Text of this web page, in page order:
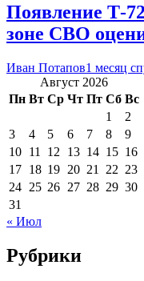
Появление Т-
зоне СВО
Иван Потапов1 месяц
Август 2026
Пн Вт Ср Чт Пт Сб Вс
1
2
3
4 5 6 7 8
9
10 11 12 13 14 15 16
17 18 19 20 21 22 23
24 25 26 27 28 29 30
31
« Июл
Рубрики